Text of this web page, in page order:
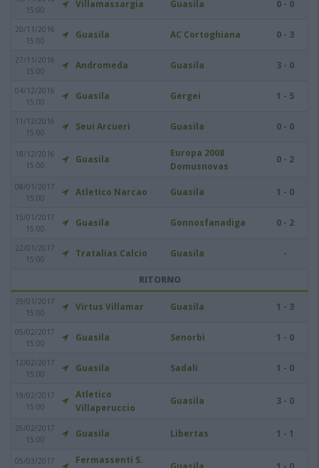
15:00
Villamassargia Guasila 0 - 0
20/11/2016
15:00
Guasila AC Cortoghiana 0 - 3
27/11/2016
15:00
Andromeda Guasila 3 - 0
04/12/2016
15:00
Guasila Gergei 1 - 5
11/12/2016
15:00
Seui Arcueri Guasila 0 - 0
18/12/2016
15:00
Guasila
Europa 2008
Domusnovas
0 - 2
08/01/2017
15:00
Atletico Narcao Guasila 1 - 0
15/01/2017
15:00
Guasila Gonnosfanadiga 0 - 2
22/01/2017
15:00
Tratalias Calcio Guasila -
RITORNO
29/01/2017
15:00
Virtus Villamar Guasila 1 - 3
05/02/2017
15:00
Guasila Senorbì 1 - 0
12/02/2017
15:00
Guasila Sadali 1 - 0
19/02/2017
15:00
Atletico
Villaperuccio
Guasila 3 - 0
26/02/2017
15:00
Guasila Libertas 1 - 1
05/03/2017
Fermassenti S.